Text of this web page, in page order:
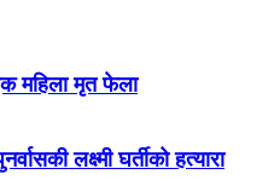
महिला मृत फेला
लक्ष्मी घर्तीको हत्यारा